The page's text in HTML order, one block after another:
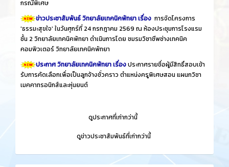
กรณีพิเศษ
ข่าวประชาสัมพันธ์ วิทยาลัยเทคนิคพัทยา เรื่อง การจัดโครงการ
'ธรรมะสุขใจ' ในวันศุกร์ที่ 24 กรกฎาคม 2569 ณ ห้องประชุมการโรงแรม
ชั้น 2 วิทยาลัยเทคนิคพัทยา ดำเนินการโดย ชมรมวิชาชีพช่างเทคนิค
คอมพิวเตอร์ วิทยาลัยเทคนิคพัทยา
ประกาศ วิทยาลัยเทคนิคพัทยา เรื่องประกาศรายชื่อผู้มีสิทธิ์สอบเข้า
รับการคัดเลือกเพื่อเป็นลูกจ้างชั่วคราว ตำแหน่งครูพิเศษสอน แผนกวิชา
เมคคาทรอนิกส์และหุ่นยนต์
ดูประกาศที่เก่ากว่านี้
ดูข่าวประชาสัมพันธ์ที่เก่ากว่านี้